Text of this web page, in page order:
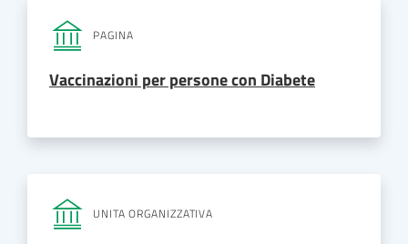
PAGINA
Vaccinazioni per persone con Diabete
UNITA ORGANIZZATIVA